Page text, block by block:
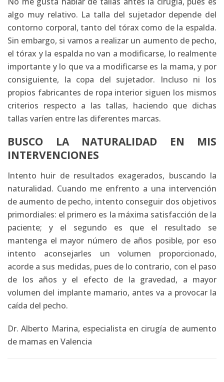
algo muy relativo. La talla del sujetador depende del
contorno corporal, tanto del tórax como de la espalda.
Sin embargo, si vamos a realizar un aumento de pecho,
el tórax y la espalda no van a modificarse, lo realmente
importante y lo que va a modificarse es la mama, y por
consiguiente, la copa del sujetador. Incluso ni los
propios fabricantes de ropa interior siguen los mismos
criterios respecto a las tallas, haciendo que dichas
tallas varíen entre las diferentes marcas.
BUSCO LA NATURALIDAD EN MIS
INTERVENCIONES
Intento huir de resultados exagerados, buscando la
naturalidad. Cuando me enfrento a una intervención
de aumento de pecho, intento conseguir dos objetivos
primordiales: el primero es la máxima satisfacción de la
paciente; y el segundo es que el resultado se
mantenga el mayor número de años posible, por eso
intento aconsejarles un volumen proporcionado,
acorde a sus medidas, pues de lo contrario, con el paso
de los años y el efecto de la gravedad, a mayor
volumen del implante mamario, antes va a provocar la
caída del pecho.
Dr. Alberto Marina, especialista en cirugía de aumento
de mamas en Valencia